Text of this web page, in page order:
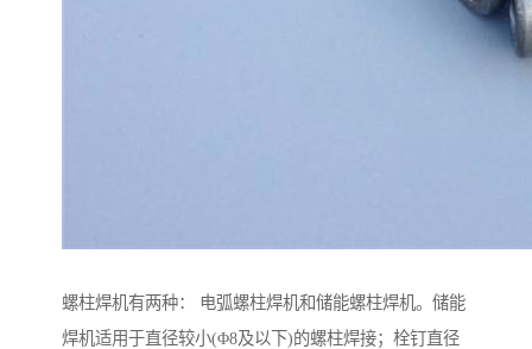
螺柱焊机有两种： 电弧螺柱焊机和储能螺柱焊机。储能
焊机适用于直径较小(Φ8及以下)的螺柱焊接；栓钉直径